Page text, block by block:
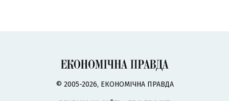
© 2005-2026, ЕКОНОМІЧНА ПРАВДА